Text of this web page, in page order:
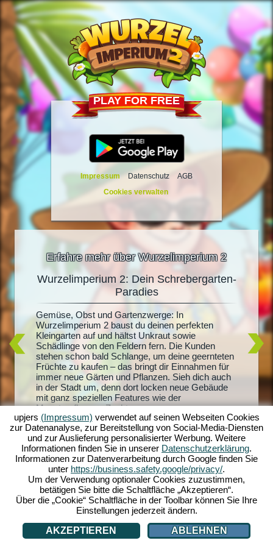
PLAY FOR FREE
Impressum Datenschutz
AGB
Cookies verwalten
Erfahre mehr über Wurzelimperium 2
2
zu
auch
Wurzelimperium 2: Dein Schrebergarten-
Paradies
Gemüse, Obst und Gartenzwerge: In
Wurzelimperium 2 baust du deinen perfekten
Kleingarten auf und hältst Unkraut sowie
Schädlinge von den Feldern fern. Die Kunden
stehen schon bald Schlange, um deine geernteten
Früchte zu kaufen – das bringt dir Einnahmen für
immer neue Gärten und Pflanzen. Sieh dich auch
in der Stadt um, denn dort locken neue Gebäude
mit ganz speziellen Features wie der
Monsterpflanzen-Zucht...
Du
dich
und
upjers (Impressum) verwendet auf seinen Webseiten Cookies
zur Datenanalyse, zur Bereitstellung von Social-Media-Diensten
und zur Auslieferung personalisierter Werbung. Weitere
Informationen finden Sie in unserer Datenschutzerklärung.
Informationen zur Datenverarbeitung durch Google finden Sie
unter https://business.safety.google/privacy/.
Um der Verwendung optionaler Cookies zuzustimmen,
betätigen Sie bitte die Schaltfläche „Akzeptieren“.
Über die „Cookie“ Schaltfläche in der Toolbar können Sie Ihre
Einstellungen jederzeit ändern.
AKZEPTIEREN
ABLEHNEN